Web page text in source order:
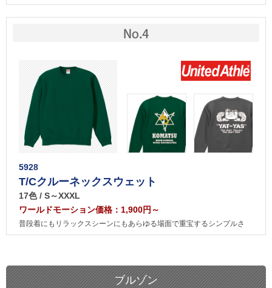
5928
T/Cクルーネックスウェット
17色 / S～XXXL
ワールドモーション価格：1,900円～
普段着にもリラックスシーンにもあらゆる場面で重宝するシンプルさ
ブルゾン